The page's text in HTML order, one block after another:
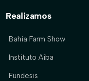
Realizamos
Bahia Farm Show
Instituto Aiba
Fundesis